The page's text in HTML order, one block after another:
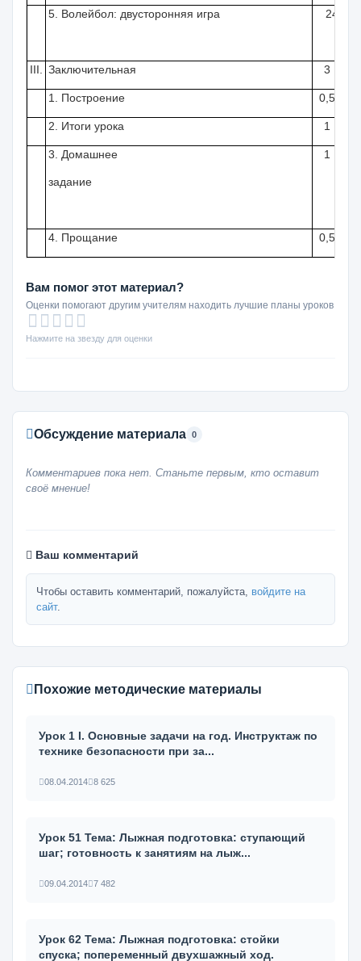
5. Волейбол: двусторонняя игра 24
III Заключительная 3
1. Построение 0,5
2. Итоги урока 1
3. Домашнее
задание
1
4. Прощание 0,5
Вам помог этот материал?
Оценки помогают другим учителям находить лучшие планы уроков
Нажмите на звезду для оценки
Обсуждение материала 0
Комментариев пока нет. Станьте первым, кто оставит
своё мнение!
Ваш комментарий
Чтобы оставить комментарий, пожалуйста, войдите на
сайт.
Похожие методические материалы
Урок 1 I. Основные задачи на год. Инструктаж по
технике безопасности при за...
08.04.2014 8 625
Урок 51 Тема: Лыжная подготовка: ступающий
шаг; готовность к занятиям на лыж...
09.04.2014 7 482
Урок 62 Тема: Лыжная подготовка: стойки
спуска; попеременный двухшаж­ный ход.